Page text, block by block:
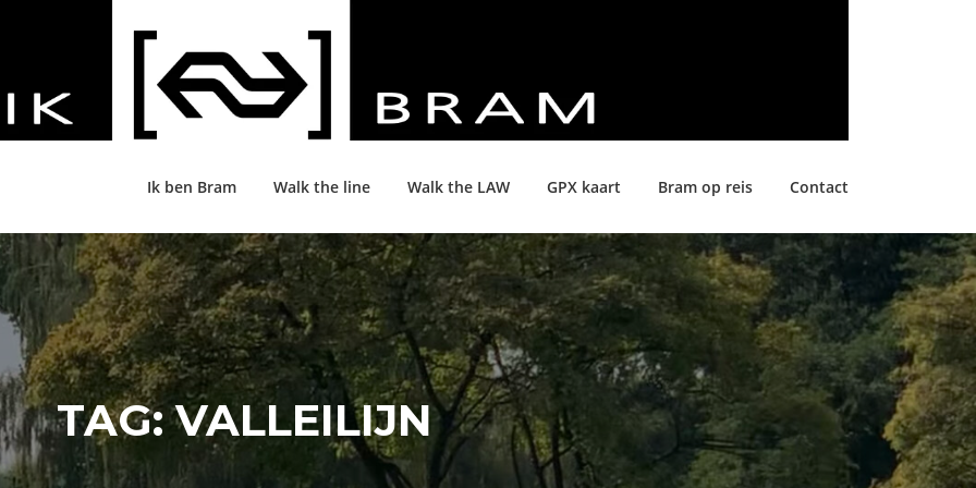
Ik ben Bram Walk the line Walk the LAW GPX kaart Bram op reis Contact
TAG:VALLEILIJN